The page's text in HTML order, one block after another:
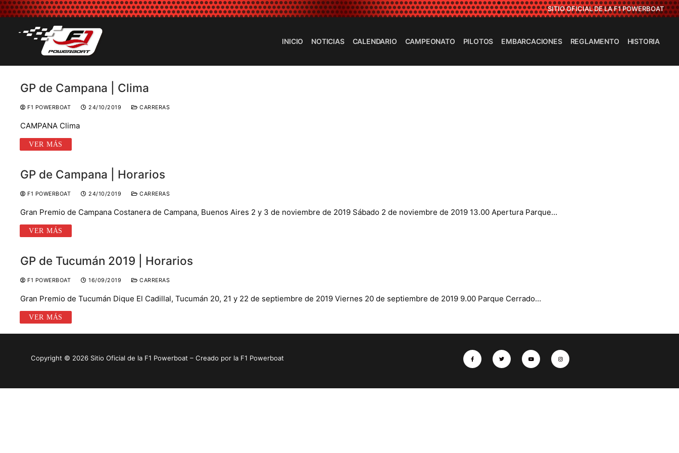
Ir
al
SITIO OFICIAL DE LA F1 POWERBOAT
INICIO NOTICIAS CALENDARIO CAMPEONATO PILOTOS EMBARCACIONES REGLAMENTO HISTORIA
GP de Campana | Clima
F1 POWERBOAT 24/10/2019 CARRERAS
CAMPANA Clima
VER MÁS
GP de Campana | Horarios
F1 POWERBOAT 24/10/2019 CARRERAS
Gran Premio de Campana Costanera de Campana, Buenos Aires 2 y 3 de noviembre de 2019 Sábado 2 de noviembre de 2019 13.00 Apertura Parque…
VER MÁS
GP de Tucumán 2019 | Horarios
F1 POWERBOAT 16/09/2019 CARRERAS
Gran Premio de Tucumán Dique El Cadillal, Tucumán 20, 21 y 22 de septiembre de 2019 Viernes 20 de septiembre de 2019 9.00 Parque Cerrado…
VER MÁS
Copyright © 2026 Sitio Oficial de la F1 Powerboat – Creado por la F1 Powerboat